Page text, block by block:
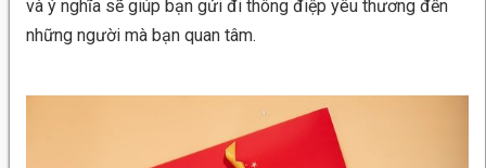
và ý nghĩa sẽ giúp bạn gửi đi thông điệp yêu thương đến
những người mà bạn quan tâm.